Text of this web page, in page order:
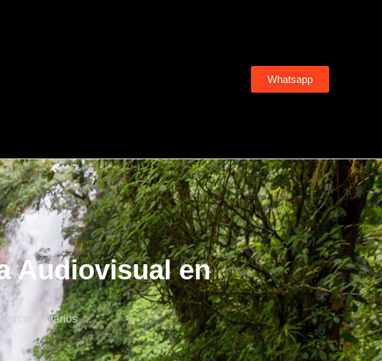
Whatsapp
Audiovisual en
Sin comentarios